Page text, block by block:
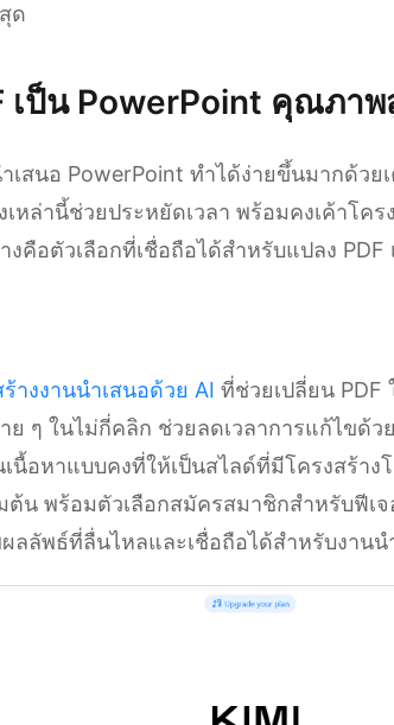
ด
เป็น PowerPoint คุณภา
ำเสนอ PowerPoint ทำได้ง่ายขึ้นมากด้วย
หล่านี้ช่วยประหยัดเวลา พร้อมคงเค้าโค
คือตัวเลือกที่เชื่อถือได้สำหรับแปลง PDF
างงานนำเสนอด้วย AI ที่ช่วยเปลี่ยน PDF
ย ๆ ในไม่กี่คลิก ช่วยลดเวลาการแก้ไขด้ว
นื้อหาแบบคงที่ให้เป็นสไลด์ที่มีโครงสร้า
ต้น พร้อมตัวเลือกสมัครสมาชิกสำหรับฟีเ
ลัพธ์ที่ลื่นไหลและเชื่อถือได้สำหรับงานน